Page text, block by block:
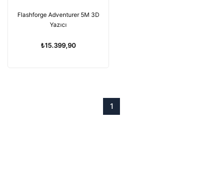
Flashforge Adventurer 5M 3D
Yazıcı
₺15.399,90
1